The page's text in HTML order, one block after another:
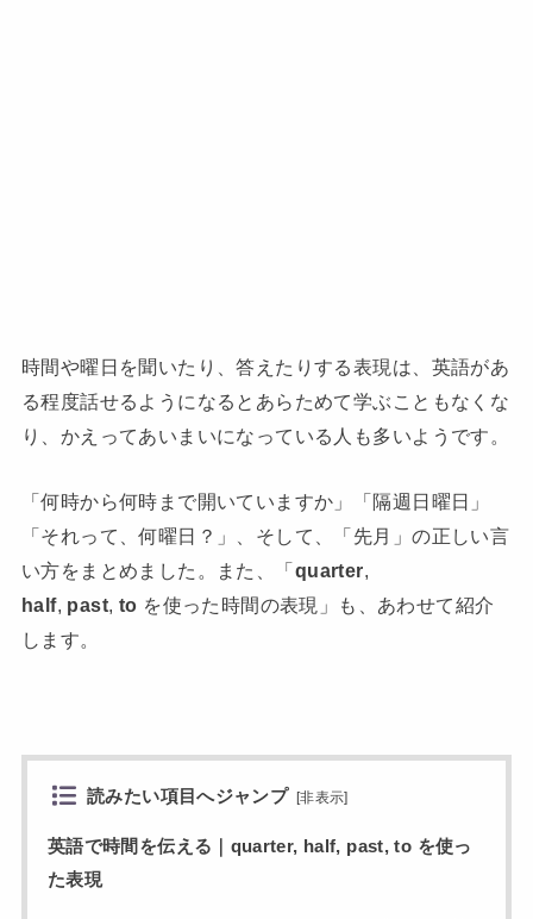
時間や曜日を聞いたり、答えたりする表現は、英語があ
る程度話せるようになるとあらためて学ぶこともなくな
り、かえってあいまいになっている人も多いようです。
「何時から何時まで開いていますか」「隔週日曜日」
「それって、何曜日？」、そして、「先月」の正しい言
い方をまとめました。また、「quarter,
half, past, to を使った時間の表現」も、あわせて紹介
します。
読みたい項目へジャンプ [非表示]
英語で時間を伝える｜quarter, half, past, to を使っ
た表現